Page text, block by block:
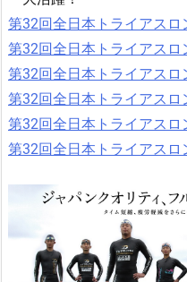
第32回全日本トライアスロ
第32回全日本トライアスロ
第32回全日本トライアスロ
第32回全日本トライアスロ
第32回全日本トライアス
第32回全日本トライアス